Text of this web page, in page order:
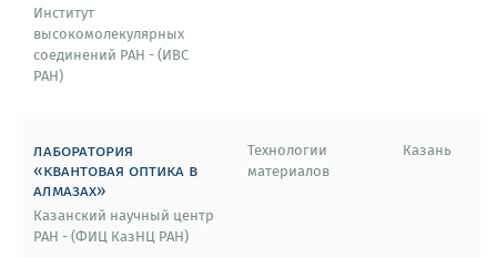
Институт
высокомолекулярных
соединений РАН - (ИВС
РАН)
лаборатория
«квантовая оптика в
алмазах»
Казанский научный центр
РАН - (ФИЦ КазНЦ РАН)
Технологии
материалов
Казань